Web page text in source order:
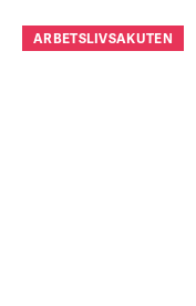
ARBETSLIVSAKUTEN